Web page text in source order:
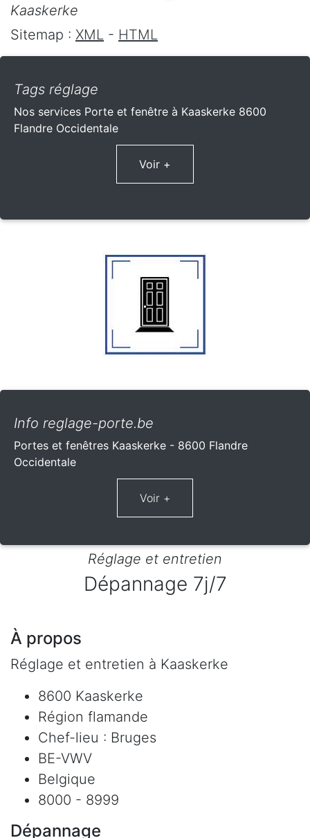
Kaaskerke
Sitemap : XML - HTML
Tags réglage
Nos services Porte et fenêtre à Kaaskerke 8600
Flandre Occidentale
Voir +
Info reglage-porte.be
Portes et fenêtres Kaaskerke - 8600 Flandre
Occidentale
Réglage et entretien
Dépannage 7j/7
À propos
Réglage et entretien à Kaaskerke
8600 Kaaskerke
Région flamande
Chef-lieu : Bruges
BE-VWV
Belgique
8000 - 8999
Dépannage